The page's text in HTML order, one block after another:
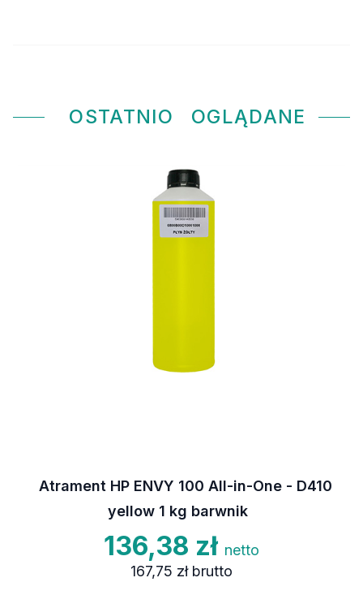
OSTATNIO OGLĄDANE
Atrament HP ENVY 100 All-in-One - D410
yellow 1 kg barwnik
136,38 zł netto
167,75 zł brutto